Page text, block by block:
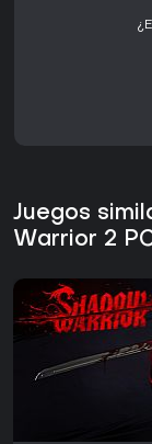
Juegos
Warrior 2